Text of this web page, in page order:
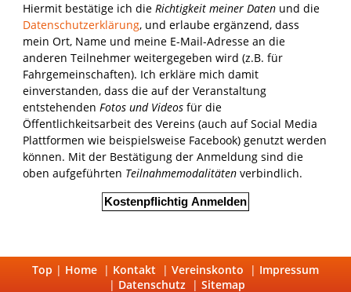
Hiermit bestätige ich die Richtigkeit meiner Datenund die
Datenschutzerklärung, und erlaube ergänzend, dass
mein Ort, Name und meine E-Mail-Adresse an die
anderen Teilnehmer weitergegeben wird (z.B. für
Fahrgemeinschaften). Ich erkläre mich damit
einverstanden, dass die auf der Veranstaltung
entstehenden Fotos und Videosfür die
Öffentlichkeitsarbeit des Vereins (auch auf Social Media
Plattformen wie beispielsweise Facebook) genutzt werden
können. Mit der Bestätigung der Anmeldung sind die
oben aufgeführten Teilnahmemodalitätenverbindlich.
Kostenpflichtig Anmelden
Top | Home | Kontakt | Vereinskonto | Impressum
| Datenschutz | Sitemap